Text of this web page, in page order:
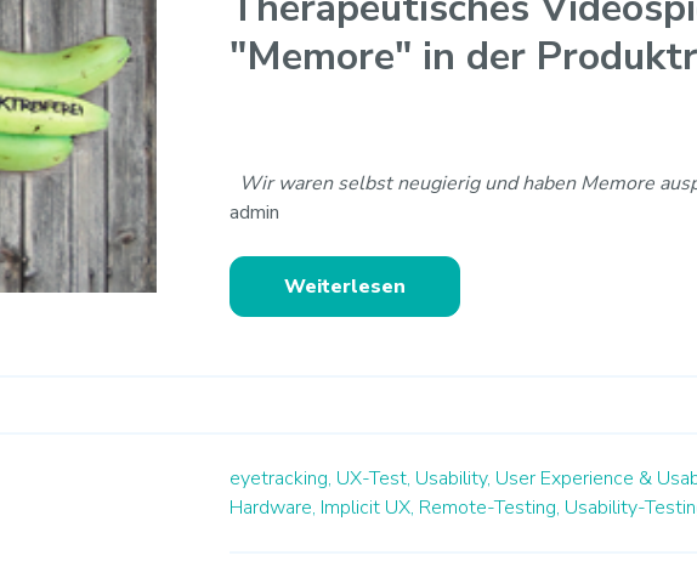
"Memore" in der
Wir waren selbst neugierig und haben Memore
admin
Weiterlesen
eyetracking, UX-Test, Usability, User Experience &
Hardware, Implicit UX, Remote-Testing, Usability-